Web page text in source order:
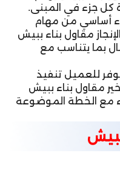
كل جزء في المبنى.
أساسي من مهام
مقاول بناء ببيش
بما يتناسب مع
للعميل تنفيذ
مقاول بناء ببيش
مع الخطة الموضوعة